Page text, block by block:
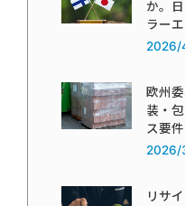
か。
ラー
2026/
欧州
装・
ス要
2026/
リサ